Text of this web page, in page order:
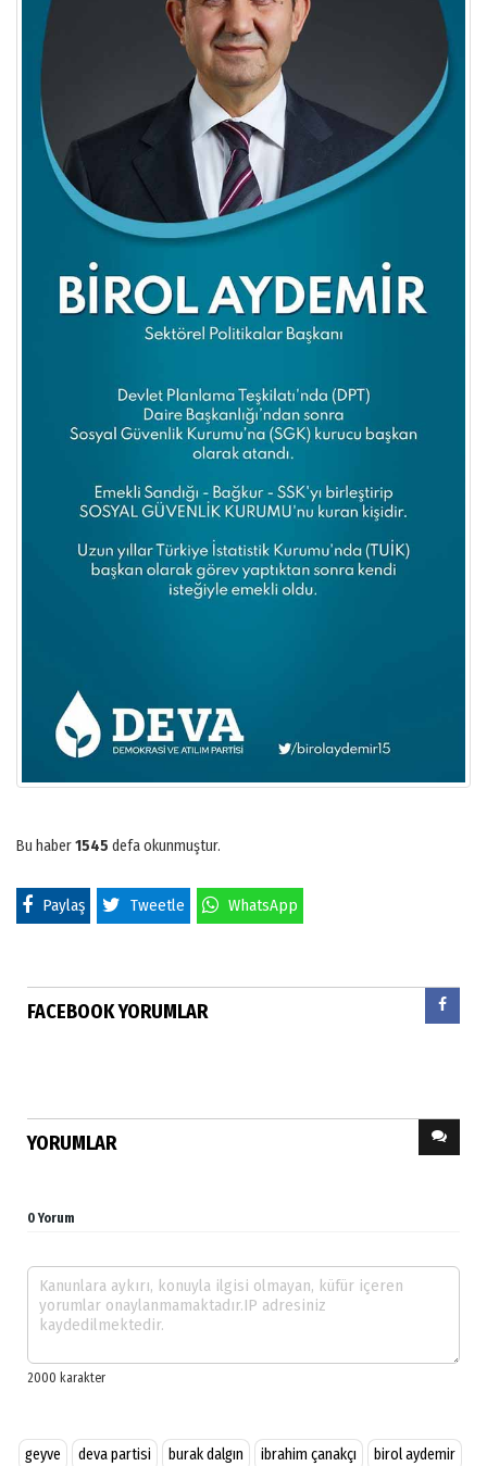
Bu haber1545 defa okunmuştur.
Paylaş Tweetle WhatsApp
FACEBOOK YORUMLAR
YORUMLAR
0 Yorum
geyve deva partisi burak dalgın ibrahim çanakçı
birol aydemir